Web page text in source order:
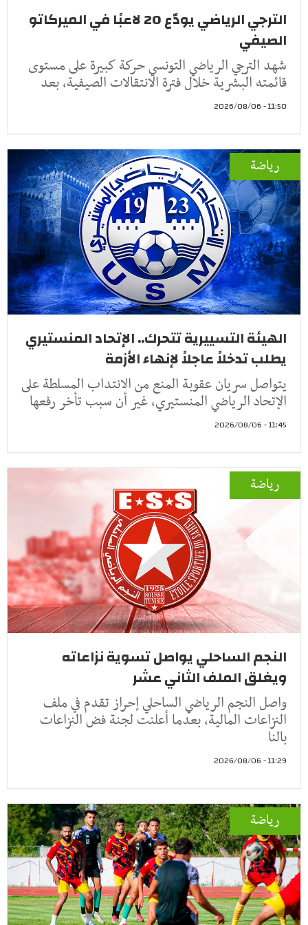
الترجي الرياضي يودّع 20 لاعبًا في الميركاتو
الصيفي
شهد الترجي الرياضي التونسي حركة كبيرة على مستوى
قائمته البشرية خلال فترة الانتقالات الصيفية، بعد
11:50 - 2026/08/06
رياضة
الهيئة التسييرية تتحرك.. الإتحاد المنستيري
يطلب تدخلاً عاجلاً لإنهاء الأزمة
يتواصل سريان عقوبة المنع من الانتداب المسلطة على
الإتحاد الرياضي المنستيري، غير أن سبب تأخر رفعها
11:45 - 2026/08/06
رياضة
النجم الساحلي يواصل تسوية نزاعاته
ويغلق الملف الثاني عشر
واصل النجم الرياضي الساحلي إحراز تقدم في ملف
النزاعات المالية، بعدما أعلنت لجنة فض النزاعات
بالنا
11:29 - 2026/08/06
رياضة